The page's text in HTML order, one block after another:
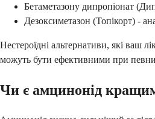
Бетаметазону дипропіонат
Дезоксиметазон (Топікорт) -
Нестероїдні альтернативи, які ваш
можуть бути ефективними при
Чи є амцинонід